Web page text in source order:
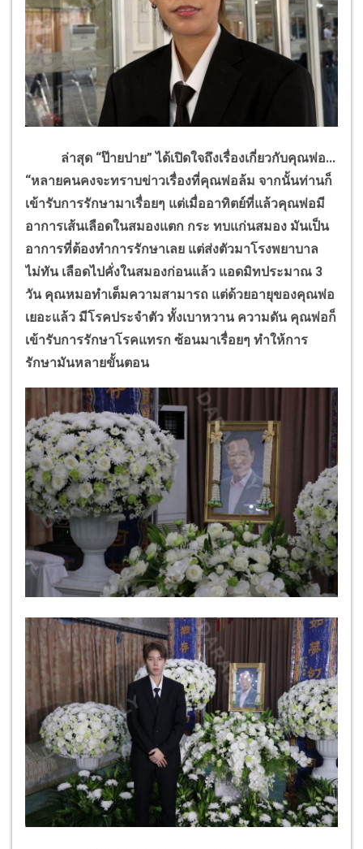
ล่าสุด “ป๊ายปาย” ได้เปิดใจถึงเรื่องเกี่ยวกับคุณพ่อ...
“หลายคนคงจะทราบข่าวเรื่องที่คุณพ่อล้ม จากนั้นท่านก็
เข้ารับการรักษามาเรื่อยๆ แต่เมื่ออาทิตย์ที่แล้วคุณพ่อมี
อาการเส้นเลือดในสมองแตก กระ ทบแก่นสมอง มันเป็น
อาการที่ต้องทำการรักษาเลย แต่ส่งตัวมาโรงพยาบาล
ไม่ทัน เลือดไปคั่งในสมองก่อนแล้ว แอดมิทประมาณ 3
วัน คุณหมอทำเต็มความสามารถ แต่ด้วยอายุของคุณพ่อ
เยอะแล้ว มีโรคประจำตัว ทั้งเบาหวาน ความดัน คุณพ่อก็
เข้ารับการรักษาโรคแทรก ซ้อนมาเรื่อยๆ ทำให้การ
รักษามันหลายขั้นตอน